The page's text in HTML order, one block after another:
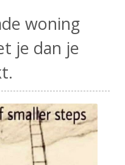
woning
je dan je